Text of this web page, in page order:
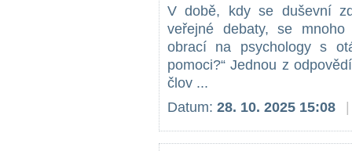
V době, kdy se duševní
veřejné debaty, se
obrací na psychology s
pomoci?“ Jednou z
člov ...
Datum: 28. 10. 2025 15:08